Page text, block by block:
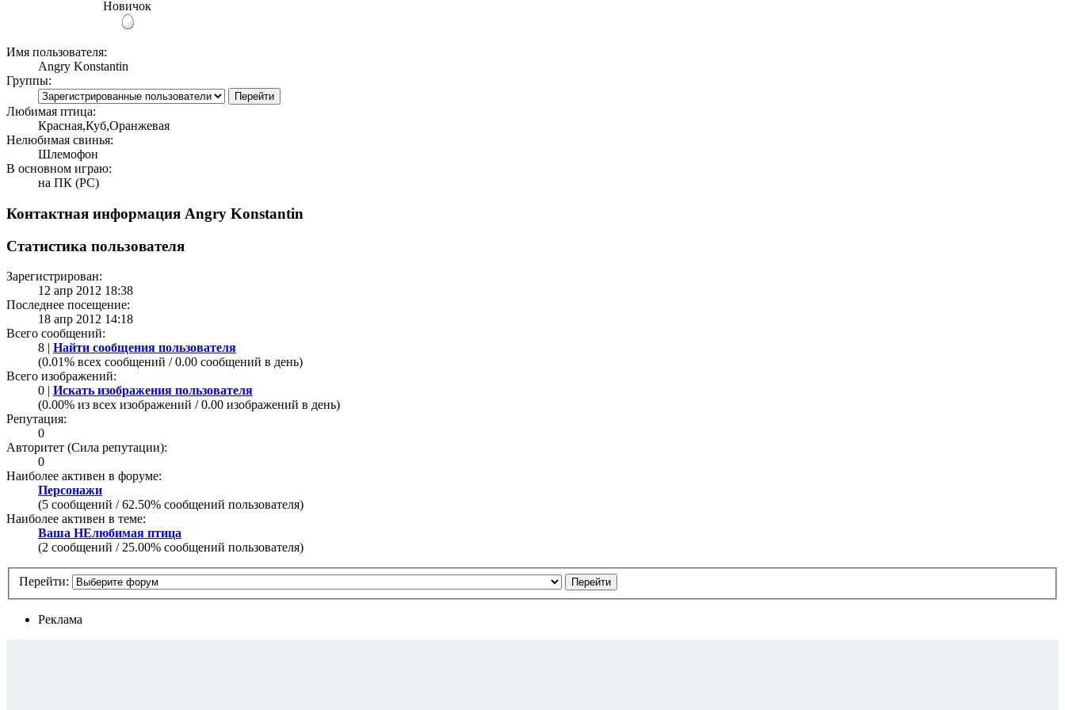
Новичок
Имя пользователя:
Angry Konstantin
Группы:
Любимая птица:
Красная,Куб,Оранжевая
Нелюбимая свинья:
Шлемофон
В основном играю:
на ПК (PC)
Контактная информация Angry Konstantin
Статистика пользователя
Зарегистрирован:
12 апр 2012 18:38
Последнее посещение:
18 апр 2012 14:18
Всего сообщений:
8 | Найти сообщения пользователя
(0.01% всех сообщений / 0.00 сообщений в день)
Всего изображений:
0 | Искать изображения пользователя
(0.00% из всех изображений / 0.00 изображений в день)
Репутация:
0
Авторитет (Сила репутации):
0
Наиболее активен в форуме:
Персонажи
(5 сообщений / 62.50% сообщений пользователя)
Наиболее активен в теме:
Ваша НЕлюбимая птица
(2 сообщений / 25.00% сообщений пользователя)
Перейти:
Реклама